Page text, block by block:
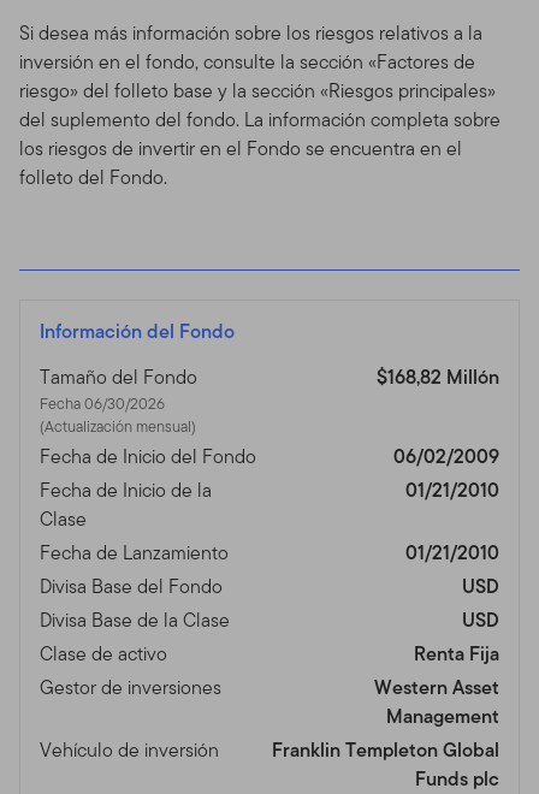
Si desea más información sobre los riesgos relativos a la
inversión en el fondo, consulte la sección «Factores de
riesgo» del folleto base y la sección «Riesgos principales»
del suplemento del fondo. La información completa sobre
los riesgos de invertir en el Fondo se encuentra en el
folleto del Fondo.
Información del Fondo
Tamaño del Fondo
Fecha 06/30/2026
(Actualización mensual)
$168,82 Millón
Fecha de Inicio del Fondo
06/02/2009
Fecha de Inicio de la
Clase
01/21/2010
Fecha de Lanzamiento
01/21/2010
Divisa Base del Fondo
USD
Divisa Base de la Clase
USD
Clase de activo
Renta Fija
Gestor de inversiones
Western Asset
Management
Vehículo de inversión
Franklin Templeton Global
Funds plc